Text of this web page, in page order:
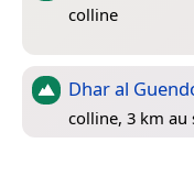
colline
Dhar al
colline, 3 km au